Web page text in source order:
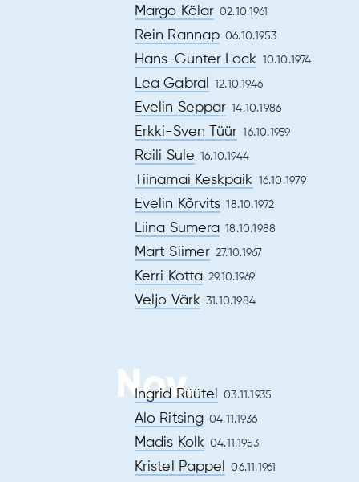
Margo Kõlar 02.10.1961
Rein Rannap 06.10.1953
Hans-Gunter Lock 10.10.1974
Lea Gabral 12.10.1946
Evelin Seppar 14.10.1986
Erkki-Sven Tüür 16.10.1959
Raili Sule 16.10.1944
Tiinamai Keskpaik 16.10.1979
Evelin Kõrvits 18.10.1972
Liina Sumera 18.10.1988
Mart Siimer 27.10.1967
Kerri Kotta 29.10.1969
Veljo Värk 31.10.1984
Nov.
Ingrid Rüütel 03.11.1935
Alo Ritsing 04.11.1936
Madis Kolk 04.11.1953
Kristel Pappel 06.11.1961